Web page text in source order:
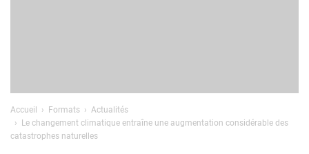
Accueil Formats
Actualités
Le changement climatique entraîne une augmentation considérable des
catastrophes naturelles